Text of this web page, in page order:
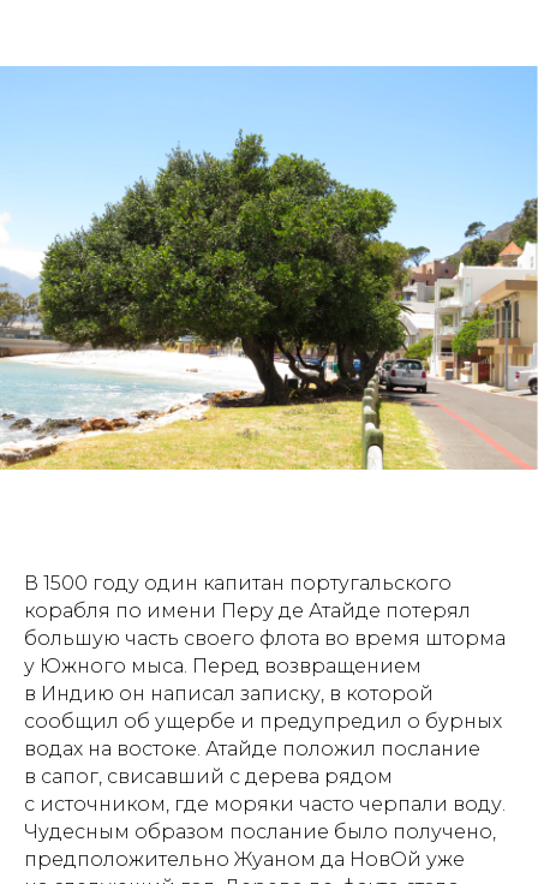
В 1500 году один капитан португальского
корабля по имени Перу де Атайде потерял
большую часть своего флота во время шторма
у Южного мыса. Перед возвращением
в Индию он написал записку, в которой
сообщил об ущербе и предупредил о бурных
водах на востоке. Атайде положил послание
в сапог, свисавший с дерева рядом
с источником, где моряки часто черпали воду.
Чудесным образом послание было получено,
предположительно Жуаном да НовОй уже